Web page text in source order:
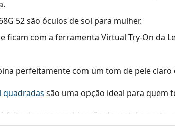
52são óculos de sol para mulher.
ficam com a ferramenta Virtual Try-On da
perfeitamente com um tom de pele claro
quadradas são uma opção ideal para quem
feita de uma combinação de metal e pasta,